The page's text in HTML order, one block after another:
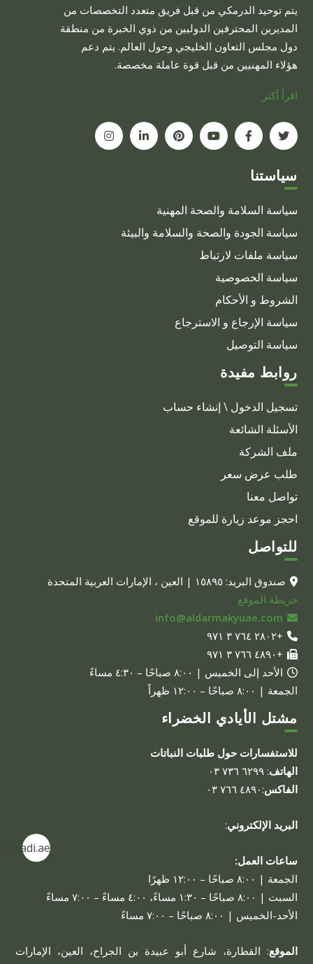
المنتج.
يمكن
اختيار
الخيارات
صفحة
المنتج
يتم توحيد الدرمكي من قبل فريق متعدد التخصصات من
المديرين المحترفين الدوليين من ذوي الخبرة من منطقة
دول مجلس التعاون الخليجي وحول العالم. يتم دعم
هؤلاء المهنيين من قبل قوة عاملة مخصصة.
اقرأ أكثر
سياستنا
سياسة السلامة والصحة المهنية
سياسة الجودة والصحة والسلامة والبيئة
سياسة ملفات لارتباط
سياسة الخصوصية
الشروط و الأحكام
سياسة الإرجاع و الاسترجاع
سياسة التوصيل
روابط مفيدة
تسجيل الدخول \ إنشاء حساب
الأسئلة الشائعة
ملف الشركة
طلب عرض سعر
تواصل معنا
احجز موعد زيارة للموقع
للتواصل
صندوق البريد: ١٥٨٩٥ | العين ، الإمارات العربية المتحدة
خريطة الموقع
info@aldarmakyuae.com
+٢٨٠٢ ٧٦٤ ٣ ٩٧١
+٤٨٩٠ ٧٦٦ ٣ ٩٧١
الأحد إلى الخميس | ٨:٠٠ صباحًا – ٤:٣٠ مساءً
الجمعة | ٨:٠٠ صباحًا – ١٢:٠٠ ظهراً
مشتل الأيادي الخضراء
للاستفسارات حول طلبات النباتات
الهاتف: ٦٢٩٩ ٧٣٦ ٠٣
الفاكس:٤٨٩٠ ٧٦٦ ٠٣
البريد الإلكتروني:
ساعات العمل:
الجمعة | ٨:٠٠ صباحًا – ١٢:٠٠ ظهرًا
السبت | ٨:٠٠ صباحًا – ١:٣٠ مساءً، ٤:٠٠ مساءً – ٧:٠٠ مساءً
الأحد-الخميس | ٨:٠٠ صباحًا – ٧:٠٠ مساءً
الموقع: القطارة، شارع أبو عبيدة بن الجراح، العين، الإمارات